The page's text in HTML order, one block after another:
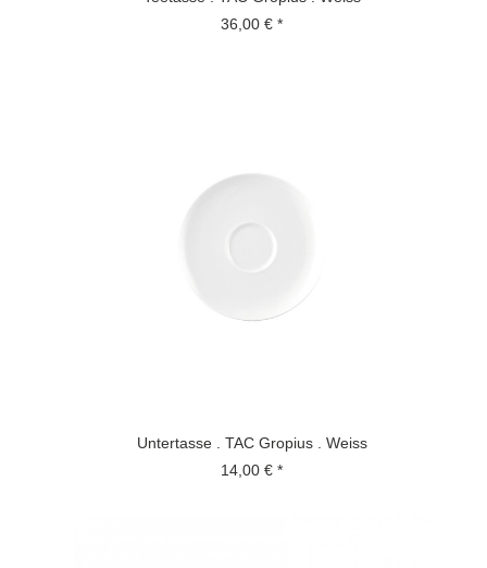
36,00 € *
Untertasse . TAC Gropius . Weiss
14,00 € *